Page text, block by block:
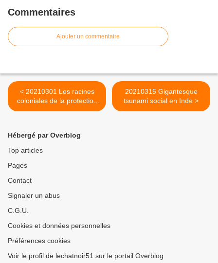
Commentaires
Ajouter un commentaire
< 20210301 Les racines
coloniales de la protection
de la nature
20210315 Gigantesque
tsunami social en Inde >
Hébergé par Overblog
Top articles
Pages
Contact
Signaler un abus
C.G.U.
Cookies et données personnelles
Préférences cookies
Voir le profil de lechatnoir51 sur le portail Overblog